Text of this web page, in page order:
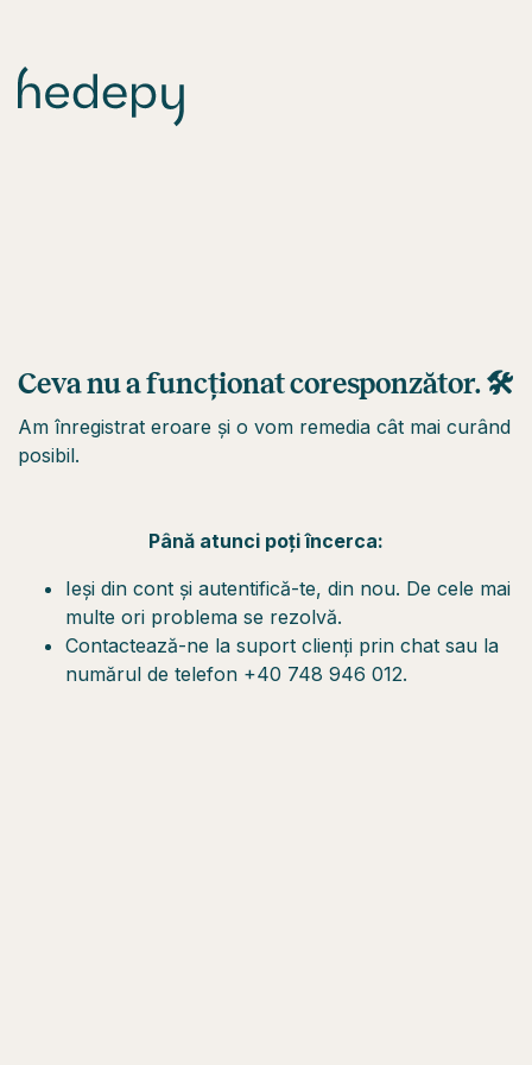
Ceva nu a funcționat coresponzător. 🛠
Am înregistrat eroare și o vom remedia cât mai curând
posibil.
Până atunci poți încerca:
Ieși din cont și autentifică-te, din nou. De cele mai
multe ori problema se rezolvă.
Contactează-ne la suport clienți prin chat sau la
numărul de telefon +40 748 946 012.